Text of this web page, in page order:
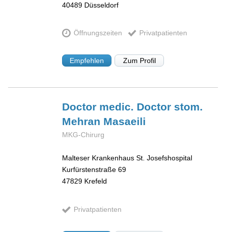
40489 Düsseldorf
Öffnungszeiten Privatpatienten
Empfehlen Zum Profil
Doctor medic. Doctor stom.
Mehran Masaeili
MKG-Chirurg
Malteser Krankenhaus St. Josefshospital
Kurfürstenstraße 69
47829 Krefeld
Privatpatienten